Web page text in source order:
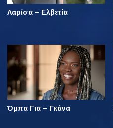
Λαρίσα – Ελβετία
Όμπα Για – Γκάνα